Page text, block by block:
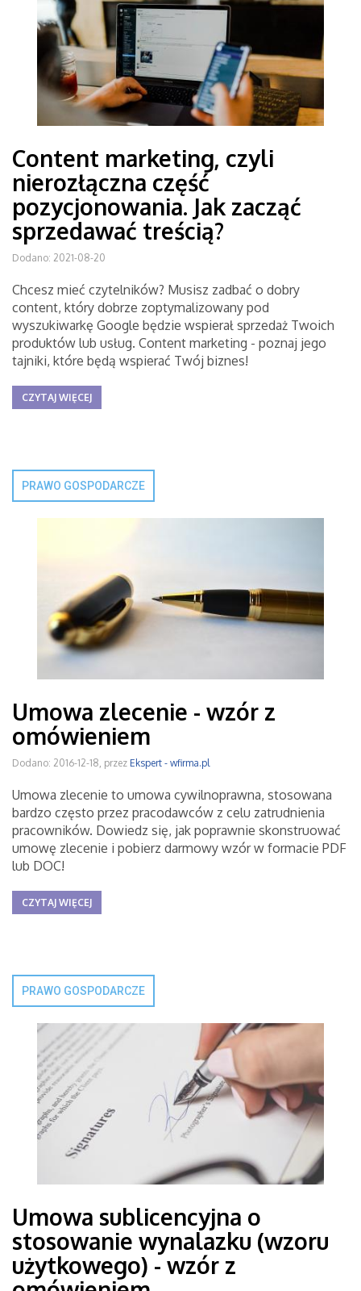
Content marketing, czyli
nierozłączna część
pozycjonowania. Jak zacząć
sprzedawać treścią?
Dodano: 2021-08-20
Chcesz mieć czytelników? Musisz zadbać o dobry
content, który dobrze zoptymalizowany pod
wyszukiwarkę Google będzie wspierał sprzedaż Twoich
produktów lub usług. Content marketing - poznaj jego
tajniki, które będą wspierać Twój biznes!
CZYTAJ WIĘCEJ
PRAWO GOSPODARCZE
Umowa zlecenie - wzór z
omówieniem
Dodano: 2016-12-18, przez Ekspert - wfirma.pl
Umowa zlecenie to umowa cywilnoprawna, stosowana
bardzo często przez pracodawców z celu zatrudnienia
pracowników. Dowiedz się, jak poprawnie skonstruować
umowę zlecenie i pobierz darmowy wzór w formacie PDF
lub DOC!
CZYTAJ WIĘCEJ
PRAWO GOSPODARCZE
Umowa sublicencyjna o
stosowanie wynalazku (wzoru
użytkowego) - wzór z